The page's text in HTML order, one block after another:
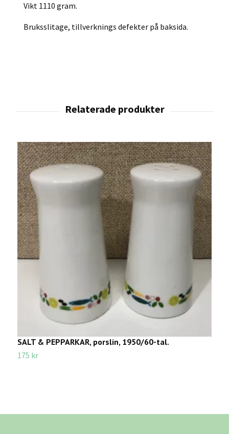
Vikt 1110 gram.
Bruksslitage, tillverknings defekter på baksida.
SALT & PEPPARKAR, porslin, 1950/60-tal.
175 kr